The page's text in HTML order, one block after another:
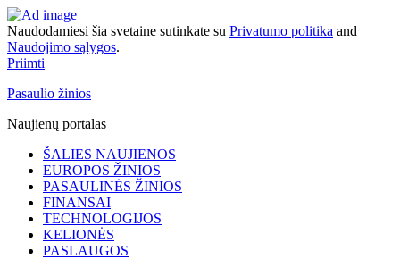
Naudodamiesi šia svetaine sutinkate su Privatumo politika and
Naudojimo sąlygos.
Priimti
Pasaulio žinios
Naujienų portalas
ŠALIES NAUJIENOS
EUROPOS ŽINIOS
PASAULINĖS ŽINIOS
FINANSAI
TECHNOLOGIJOS
KELIONĖS
PASLAUGOS